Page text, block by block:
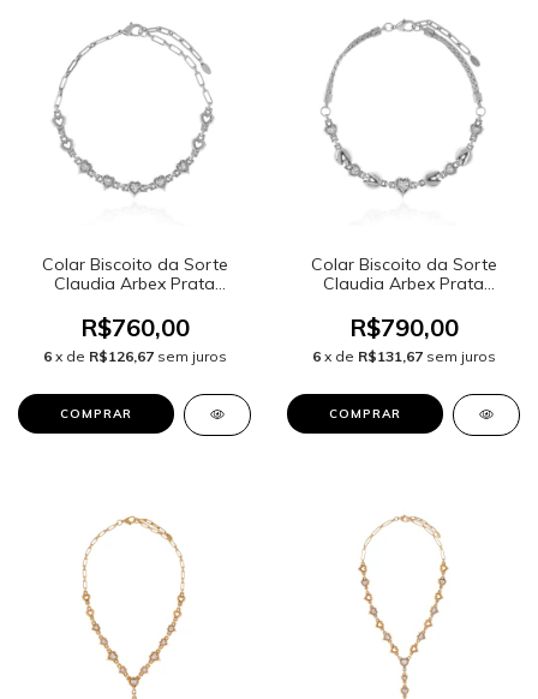
Colar Biscoito da Sorte
Claudia Arbex Prata
R$760,00
6 x de R$126,67 sem juros
Colar Biscoito da Sorte
Claudia Arbex Prata
R$790,00
6 x de R$131,67 sem juros